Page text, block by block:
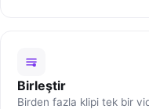
Birleştir
Birden fazla klipi tek bir